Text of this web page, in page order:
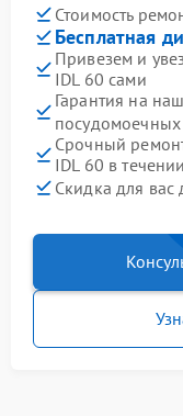
Стоимость
Бесплатная
Привезем и
IDL 60 сами
Гарантия на
Срочный
IDL 60 в
Скидка для вас